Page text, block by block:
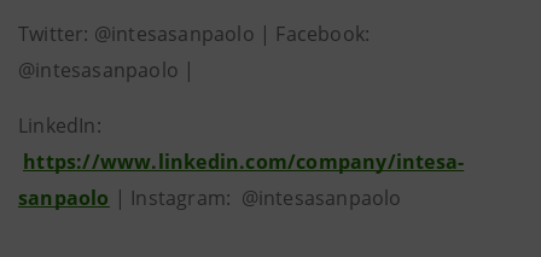
Twitter: @intesasanpaolo | Facebook:
@intesasanpaolo |
LinkedIn:
https://www.linkedin.com/company/intesa-
sanpaolo | Instagram: @intesasanpaolo